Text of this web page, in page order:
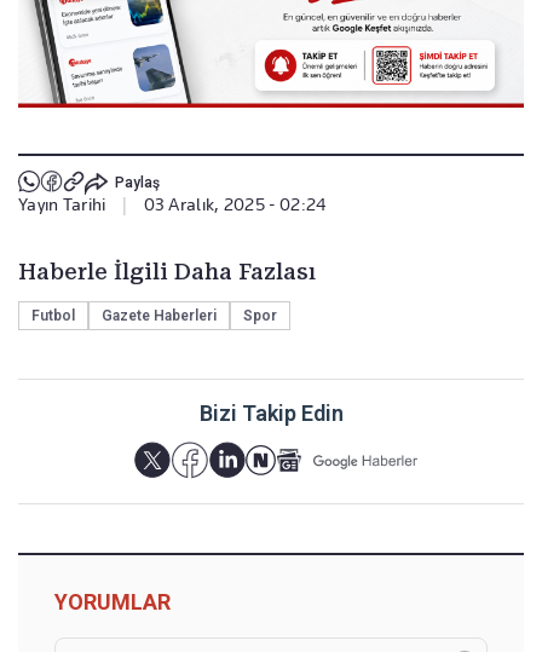
Paylaş
Yayın Tarihi 03 Aralık, 2025 - 02:24
Haberle İlgili Daha Fazlası
Futbol Gazete Haberleri Spor
Bizi Takip Edin
YORUMLAR